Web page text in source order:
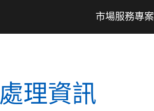
市場服務專案
理資訊